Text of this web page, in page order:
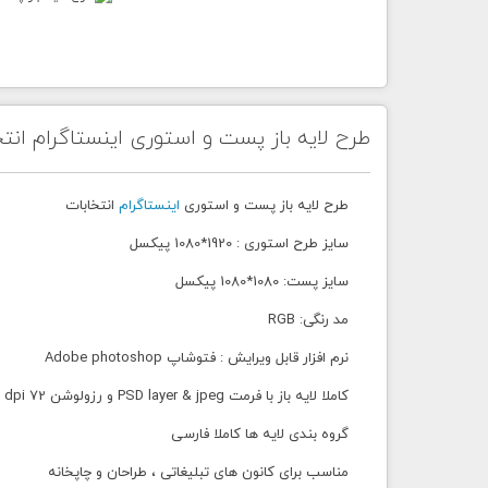
طرح لایه باز پست و استوری اینستاگرام
طرح لایه باز پست و استوری اینستاگرام انتخابات
سایز طرح استوری : 1920*1080 پیکسل
سایز پست: 1080*1080 پیکسل
مد رنگی: RGB
نرم افزار قابل ویرایش : فتوشاپ Adobe photoshop
کاملا لایه باز با فرمت PSD layer & jpeg و رزولوشن 72 dpi
گروه بندی لایه ها کاملا فارسی
مناسب برای کانون های تبلیغاتی ، طراحان و چاپخانه